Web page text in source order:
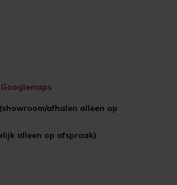
afhalen alleen op
alleen op afspraak)